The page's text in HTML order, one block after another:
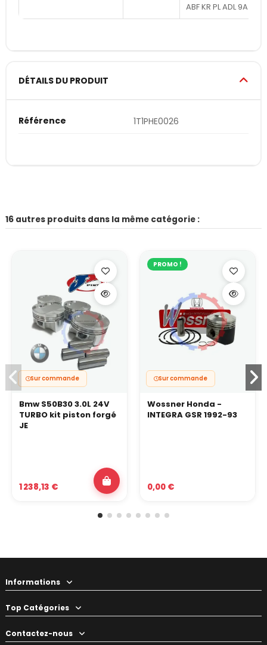
ABF KR PL ADL 9A
DÉTAILS DU PRODUIT
Référence 1T1PHE0026
16 autres produits dans la même catégorie :
Sur commande
Bmw S50B30 3.0L 24V
TURBO kit piston forgé
JE
1 238,13 €
PROMO !
Sur commande
Wossner Honda -
INTEGRA GSR 1992-93
0,00 €
Informations
Top Catégories
Contactez-nous